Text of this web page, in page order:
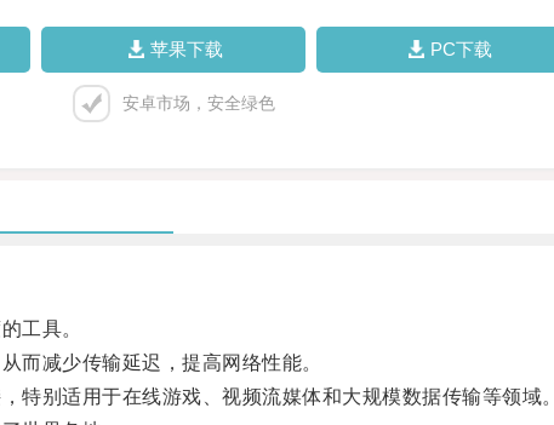
苹果下载 PC下载
安卓市场，安全绿色
工具。
减少传输延迟，提高网络性能。
别适用于在线游戏、视频流媒体和大规模数据传输等领域。